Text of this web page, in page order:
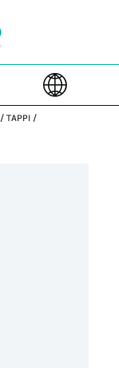
/ TAPPI /